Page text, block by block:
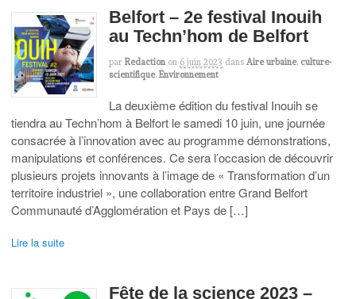
Belfort – 2e festival Inouih
au Techn’hom de Belfort
par Redaction on 6 juin 2023 dans Aire urbaine, culture-
scientifique, Environnement
La deuxième édition du festival Inouih se
tiendra au Techn’hom à Belfort le samedi 10 juin, une journée
consacrée à l’innovation avec au programme démonstrations,
manipulations et conférences. Ce sera l’occasion de découvrir
plusieurs projets innovants à l’image de « Transformation d’un
territoire industriel », une collaboration entre Grand Belfort
Communauté d’Agglomération et Pays de […]
Lire la suite
Fête de la science 2023 –